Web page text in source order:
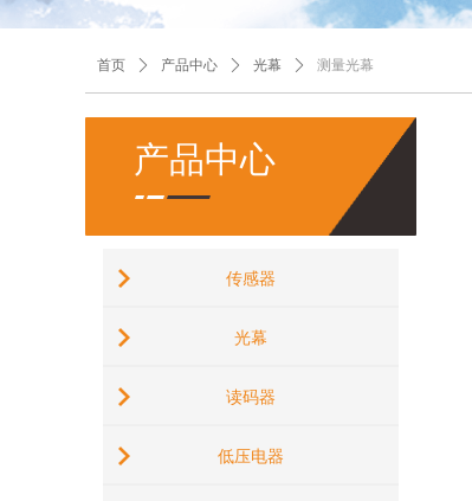
产品中心
首页 ꄲ 产品中心 ꄲ 光幕 ꄲ 测量光幕
传感器
光幕
读码器
低压电器